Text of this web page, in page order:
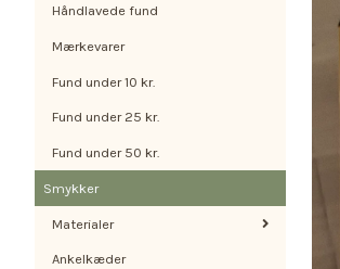
Håndlavede fund
Mærkevarer
Fund under 10 kr.
Fund under 25 kr.
Fund under 50 kr.
Smykker
Materialer
Ankelkæder